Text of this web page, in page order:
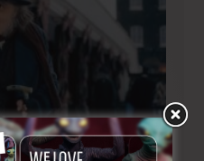
Scrooge: le grand retour